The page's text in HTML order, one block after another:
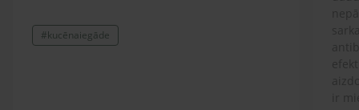
#kucēnaiegāde